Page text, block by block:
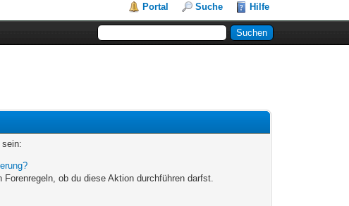
Portal Suche Hilfe
ob du diese Aktion durchführen darfst.